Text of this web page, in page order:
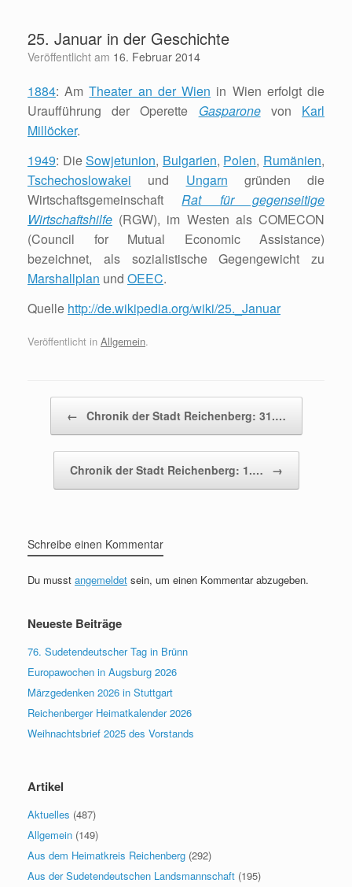
springen25. Januar in der Geschichte
Veröffentlicht am 16. Februar 2014
1884: AmTheater an der Wien in Wien erfolgt die
Uraufführung der Operette Gasparonevon Karl
Millöcker.
1949: DieSowjetunion, Bulgarien, Polen, Rumänien,
Tschechoslowakei und Ungarn gründen die
WirtschaftsgemeinschaftRat für gegenseitige
Wirtschaftshilfe (RGW), im Westen als COMECON
(Council for Mutual Economic Assistance)
bezeichnet, als sozialistische Gegengewicht zu
Marshallplan und OEEC.
Quelle http://de.wikipedia.org/wiki/25._Januar
Veröffentlicht in Allgemein.
← Chronik der Stadt Reichenberg: 31.…
Chronik der Stadt Reichenberg: 1.… →
Schreibe einen Kommentar
Du musst angemeldet sein, um einen Kommentar abzugeben.
Neueste Beiträge
76. Sudetendeutscher Tag in Brünn
Europawochen in Augsburg 2026
Märzgedenken 2026 in Stuttgart
Reichenberger Heimatkalender 2026
Weihnachtsbrief 2025 des Vorstands
Artikel
Aktuelles (487)
Allgemein (149)
Aus dem Heimatkreis Reichenberg (292)
Aus der Sudetendeutschen Landsmannschaft (195)